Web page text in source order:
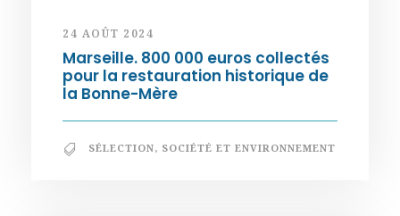
24 AOÛT 2024
Marseille. 800 000 euros collectés
pour la restauration historique de
la Bonne-Mère
SÉLECTION, SOCIÉTÉ ET ENVIRONNEMENT